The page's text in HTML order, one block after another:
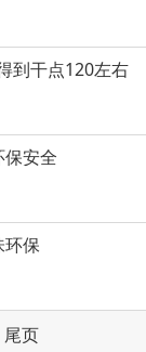
到干点120左右
安全
保
尾页